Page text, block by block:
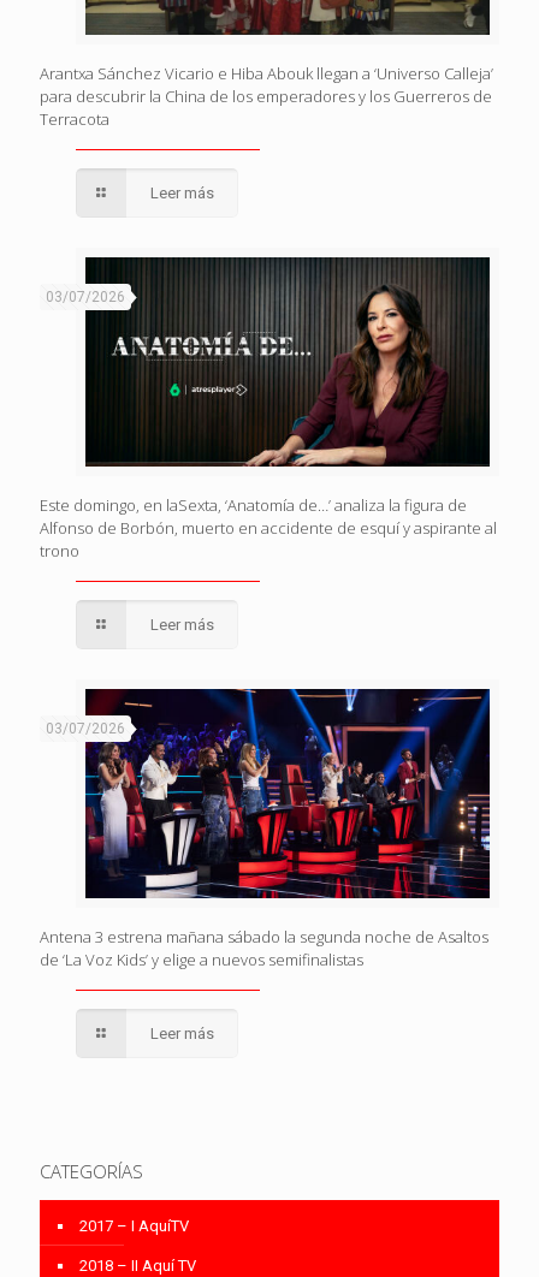
Arantxa Sánchez Vicario e Hiba Abouk llegan a ‘Universo Calleja’
para descubrir la China de los emperadores y los Guerreros de
Terracota
Leer más
03/07/2026
Este domingo, en laSexta, ‘Anatomía de…’ analiza la figura de
Alfonso de Borbón, muerto en accidente de esquí y aspirante al
trono
Leer más
03/07/2026
Antena 3 estrena mañana sábado la segunda noche de Asaltos
de ‘La Voz Kids’ y elige a nuevos semifinalistas
Leer más
CATEGORÍAS
2017 – I AquíTV
2018 – II Aquí TV